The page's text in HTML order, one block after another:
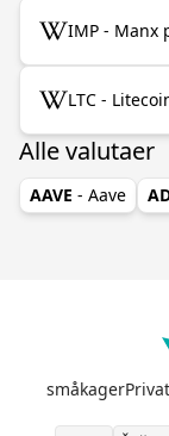
IMP - Manx
LTC -
Alle valutaer
AAVE - Aave
småkager